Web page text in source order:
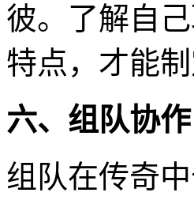
彼。了解自
特点，才能
六、组队协
组队在传奇